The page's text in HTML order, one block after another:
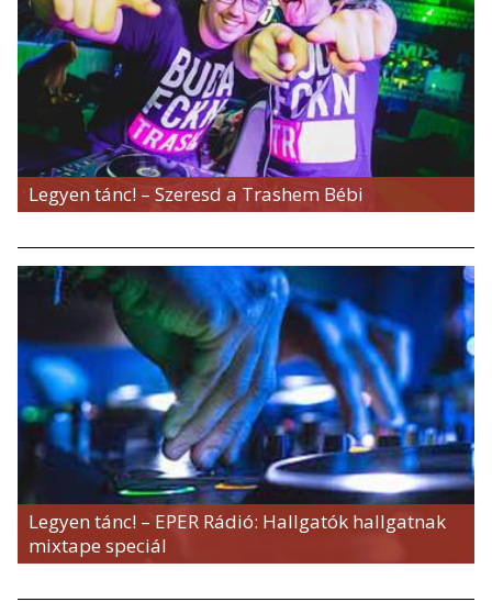
Legyen tánc! – Szeresd a Trashem Bébi
Legyen tánc! – EPER Rádió: Hallgatók hallgatnak
mixtape speciál